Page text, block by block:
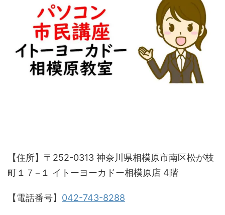
【住所】〒252-0313 神奈川県相模原市南区松が枝
町１７−１ イトーヨーカドー相模原店 4階
【電話番号】 042-743-8288